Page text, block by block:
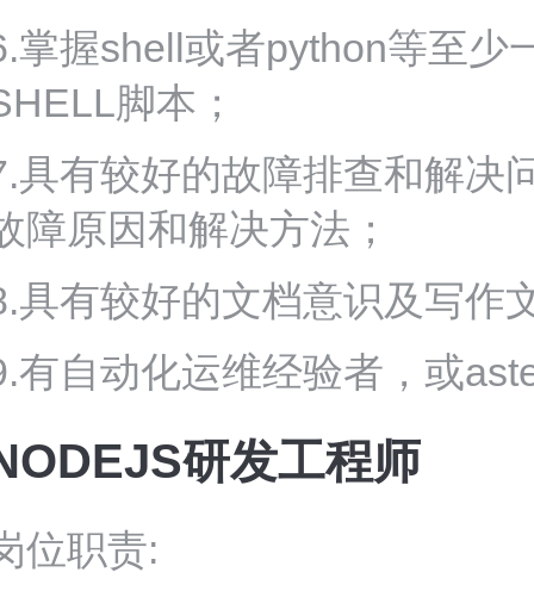
掌握shell或者python等至少
脚本；
具有较好的故障排查和解决
障原因和解决方法；
具有较好的文档意识及写作
有自动化运维经验者，或
研发工程师
位职责: